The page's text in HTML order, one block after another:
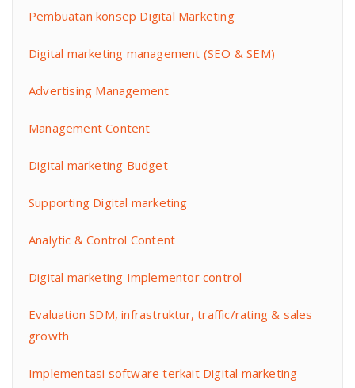
Pembuatan konsep Digital Marketing
Digital marketing management (SEO & SEM)
Advertising Management
Management Content
Digital marketing Budget
Supporting Digital marketing
Analytic & Control Content
Digital marketing Implementor control
Evaluation SDM, infrastruktur, traffic/rating & sales
growth
Implementasi software terkait Digital marketing